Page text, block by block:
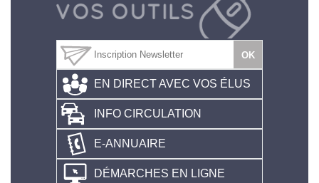
EN DIRECT AVEC VOS ÉLUS
INFO CIRCULATION
E-ANNUAIRE
DÉMARCHES EN LIGNE